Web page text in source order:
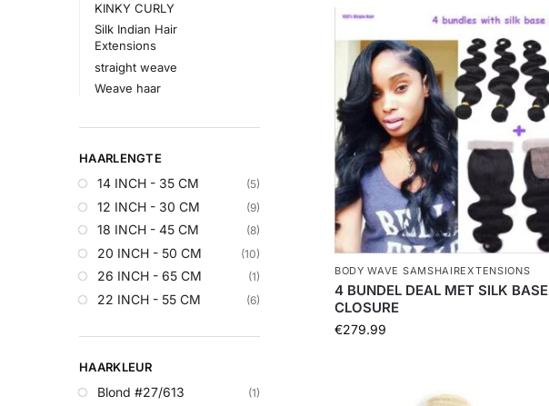
BODY WAVE SAMSHAIREXTENSIONS
4 BUNDEL DEAL MET SILK BASE
CLOSURE
€279.99
KINKY CURLY
Silk Indian Hair
Extensions
straight weave
Weave haar
HAARLENGTE
14 INCH - 35 CM (5)
12 INCH - 30 CM (9)
18 INCH - 45 CM (8)
20 INCH - 50 CM (10)
26 INCH - 65 CM (1)
22 INCH - 55 CM (6)
HAARKLEUR
Blond #27/613 (1)